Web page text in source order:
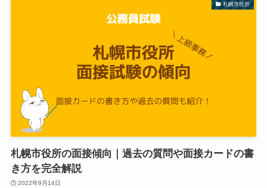
札幌市役所
札幌市役所の面接傾向｜過去の質問や面接カードの書
き方を完全解説
2022年9月14日